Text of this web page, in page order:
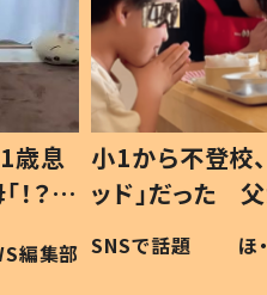
歳息
？」
編集部
小1から不登校
ッド」だった
作り続ける理
#令和の子
SNSで話題 ほ